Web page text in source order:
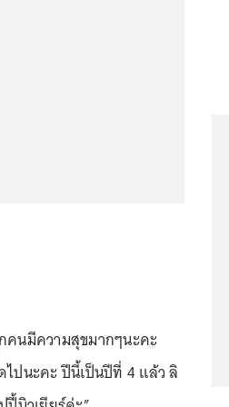
นมีความสุขมากๆนะคะ
ปนะคะ ปีนี้เป็นปีที่ 4 แล้ว ลิ